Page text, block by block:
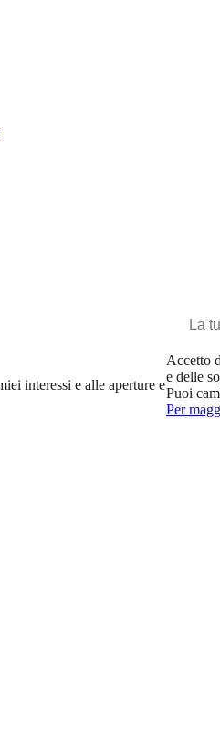
interessi e alle aperture e
Accetto
e delle
Puoi
Per